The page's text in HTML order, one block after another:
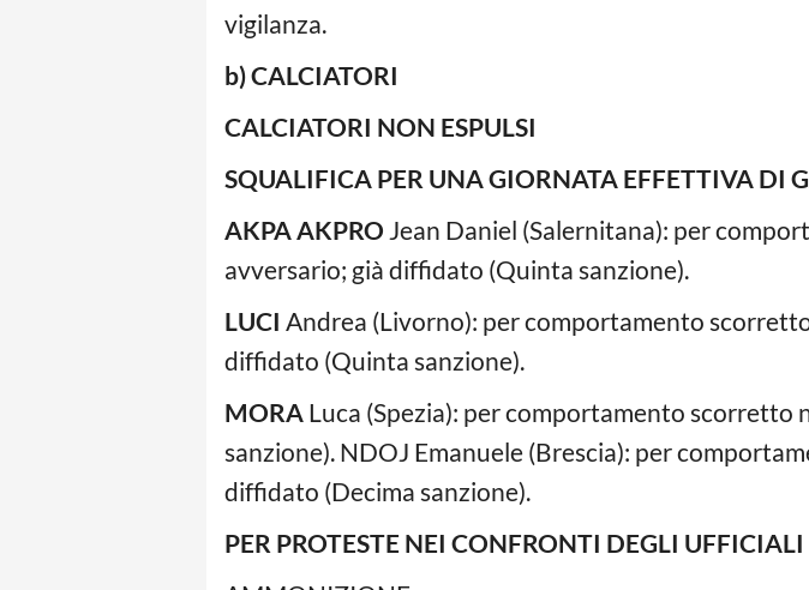
vigilanza.
b) CALCIATORI
CALCIATORI NON ESPULSI
SQUALIFICA PER UNA GIORNATA EFFETTIVA DI
AKPA AKPRO Jean Daniel (Salernitana): per
avversario; già diffidato (Quinta sanzione).
LUCI Andrea (Livorno): per comportamento
diffidato (Quinta sanzione).
MORA Luca (Spezia): per comportamento
sanzione). NDOJ Emanuele (Brescia): per
diffidato (Decima sanzione).
PER PROTESTE NEI CONFRONTI DEGLI